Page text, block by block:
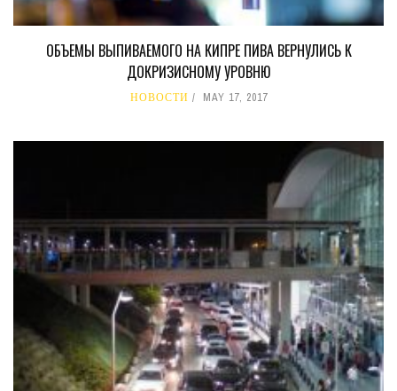
ОБЪЕМЫ ВЫПИВАЕМОГО НА КИПРЕ ПИВА ВЕРНУЛИСЬ К
ДОКРИЗИСНОМУ УРОВНЮ
НОВОСТИ MAY 17, 2017